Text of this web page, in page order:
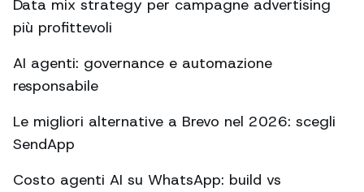
Data mix strategy per campagne advertising
più profittevoli
AI agenti: governance e automazione
responsabile
Le migliori alternative a Brevo nel 2026: scegli
SendApp
Costo agenti AI su WhatsApp: build vs